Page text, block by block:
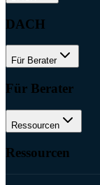
DACH
Für Berater
Für Berater
Ressourcen
Ressourcen